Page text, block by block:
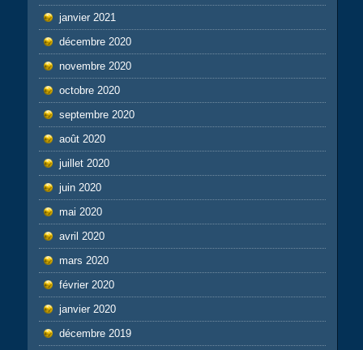
janvier 2021
décembre 2020
novembre 2020
octobre 2020
septembre 2020
août 2020
juillet 2020
juin 2020
mai 2020
avril 2020
mars 2020
février 2020
janvier 2020
décembre 2019